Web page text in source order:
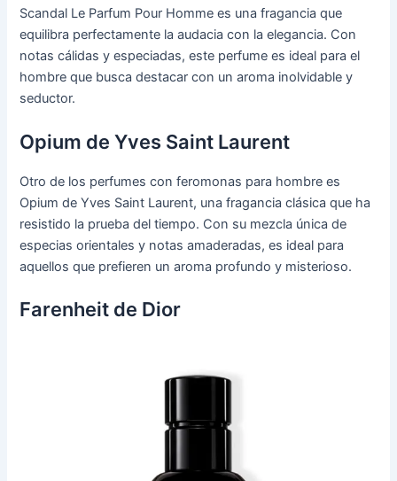
Scandal Le Parfum Pour Homme es una fragancia que
equilibra perfectamente la audacia con la elegancia. Con
notas cálidas y especiadas, este perfume es ideal para el
hombre que busca destacar con un aroma inolvidable y
seductor.
Opium de Yves Saint Laurent
Otro de los perfumes con feromonas para hombre es
Opium de Yves Saint Laurent, una fragancia clásica que ha
resistido la prueba del tiempo. Con su mezcla única de
especias orientales y notas amaderadas, es ideal para
aquellos que prefieren un aroma profundo y misterioso.
Farenheit de Dior